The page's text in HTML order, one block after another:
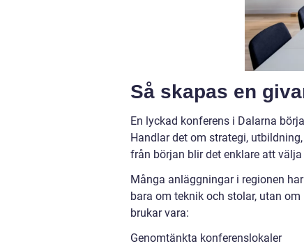
Så skapas en
En lyckad konferens i Dalarna
Handlar det om strategi,
från början blir det enklare att
Många anläggningar i regionen
bara om teknik och stolar, utan
brukar vara:
Genomtänkta konferenslokaler